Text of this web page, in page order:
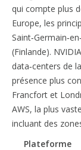
qui compte plus
Europe, les
(Finlande).
data‑centers de
présence plus
Francfort et
AWS, la plus
incluant des
Plateforme